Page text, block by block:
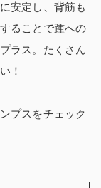
安定し、背筋も
ることで踵への
ラス。たくさん
！
プスをチェック